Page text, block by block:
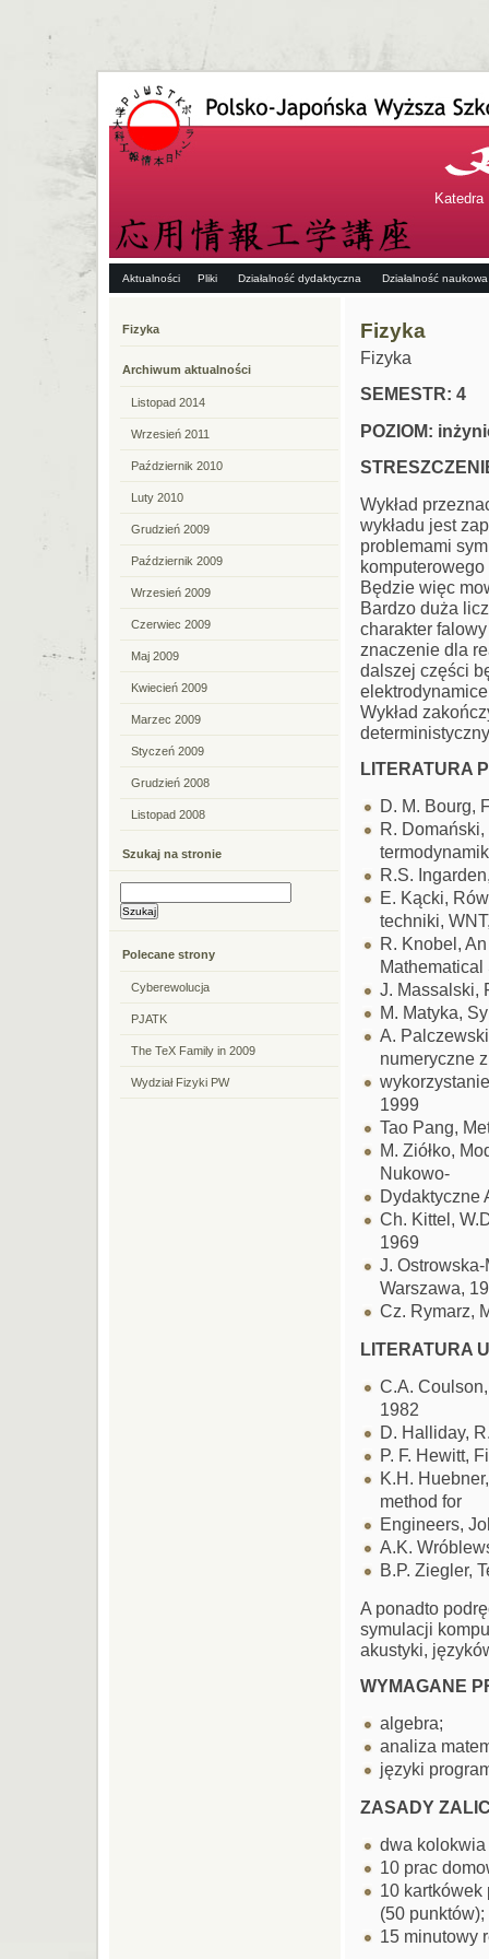
Aktualności Pliki Działalność dydaktyczna Działalność naukowa
Fizyka
Fizyka
SEMESTR: 4
POZIOM:
Wykład
wykładu jest
problemami
komputerowego
Będzie więc
Bardzo duża
charakter
znaczenie dla
dalszej części
Wykład
LITERATURA
D. M. Bourg,
R.
R.S.
E. Kącki,
techniki,
R. Knobel,
J. Massalski,
M. Matyka,
A.
numeryczne z
1999
Tao Pang,
M. Ziółko,
Nukowo-
Dydaktyczne
Ch. Kittel,
1969
J.
Warszawa,
Cz. Rymarz,
LITERATURA
C.A.
1982
D. Halliday,
P. F. Hewitt,
K.H.
method for
Engineers,
A.K.
B.P. Ziegler,
A ponadto
symulacji
akustyki,
WYMAGANE
algebra;
analiza
języki
ZASADY
dwa
10 prac
10 kartkówek
(50 punktów);
15 minutowy
Fizyka
Archiwum aktualności
Listopad 2014
Wrzesień 2011
Październik 2010
Luty 2010
Grudzień 2009
Październik 2009
Wrzesień 2009
Czerwiec 2009
Maj 2009
Kwiecień 2009
Marzec 2009
Styczeń 2009
Grudzień 2008
Listopad 2008
Szukaj na stronie
Polecane strony
Cyberewolucja
PJATK
The TeX Family in 2009
Wydział Fizyki PW